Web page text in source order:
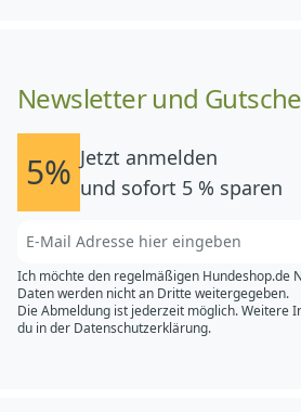
Newsletter und
5% Jetzt anmelden
und sofort 5 % sparen
Ich möchte den regelmäßigen Hundeshop.de
Daten werden nicht an Dritte weitergegeben.
Die Abmeldung ist jederzeit möglich. Weitere
du in der Datenschutzerklärung.